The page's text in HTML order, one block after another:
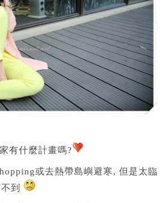
有什麼計畫嗎?
或去熱帶島嶼避寒, 但是太臨
到